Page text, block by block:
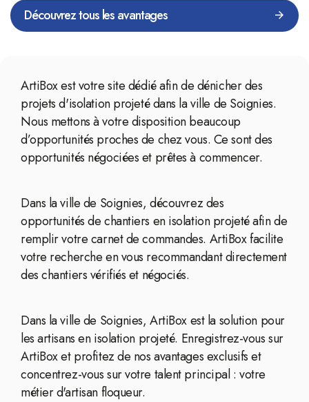
Découvrez tous les avantages
ArtiBox est votre site dédié afin de dénicher des
projets d'isolation projeté dans la ville de Soignies.
Nous mettons à votre disposition beaucoup
d’opportunités proches de chez vous. Ce sont des
opportunités négociées et prêtes à commencer.
Dans la ville de Soignies, découvrez des
opportunités de chantiers en isolation projeté afin de
remplir votre carnet de commandes. ArtiBox facilite
votre recherche en vous recommandant directement
des chantiers vérifiés et négociés.
Dans la ville de Soignies, ArtiBox est la solution pour
les artisans en isolation projeté. Enregistrez-vous sur
ArtiBox et profitez de nos avantages exclusifs et
concentrez-vous sur votre talent principal : votre
métier d'artisan floqueur.